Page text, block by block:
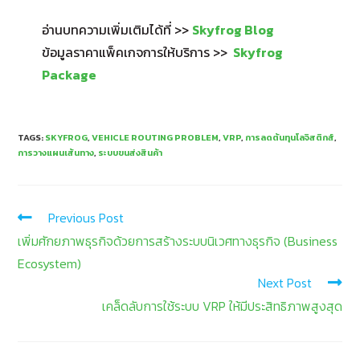
อ่านบทความเพิ่มเติมได้ที่ >> Skyfrog Blog
ข้อมูลราคาแพ็คเกจการให้บริการ >> Skyfrog
Package
TAGS:SKYFROG, VEHICLE ROUTING PROBLEM, VRP, การลดต้นทุนโลจิสติกส์,
การวางแผนเส้นทาง, ระบบขนส่งสินค้า
Previous Post
เพิ่มศักยภาพธุรกิจด้วยการสร้างระบบนิเวศทางธุรกิจ (Business
Ecosystem)
Next Post
เคล็ดลับการใช้ระบบ VRP ให้มีประสิทธิภาพสูงสุด